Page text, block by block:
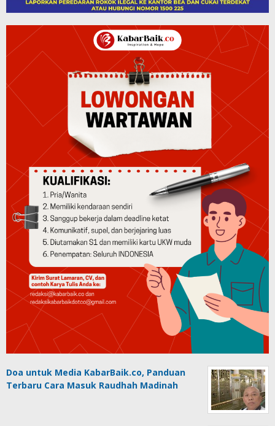
Doa untuk Media KabarBaik.co, Panduan
Terbaru Cara Masuk Raudhah Madinah